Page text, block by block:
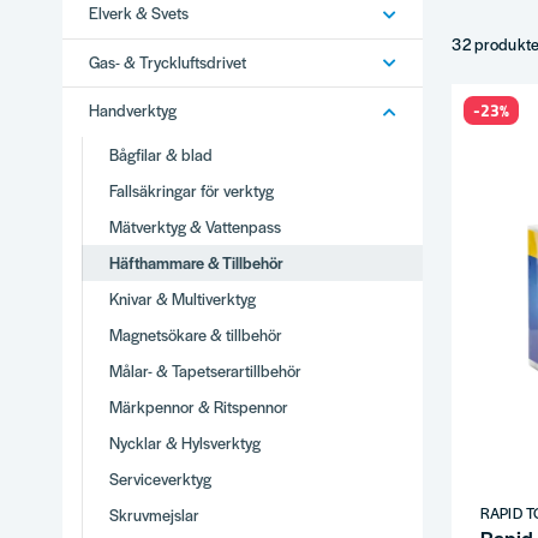
Elverk & Svets
Gas- & Tryckluftsdrivet
Handverktyg
Bågfilar & blad
Fallsäkringar för verktyg
Mätverktyg & Vattenpass
Häfthammare & Tillbehör
Knivar & Multiverktyg
Magnetsökare & tillbehör
Målar- & Tapetserartillbehör
Märkpennor & Ritspennor
Nycklar & Hylsverktyg
Serviceverktyg
Skruvmejslar
Klammer i
Tips
Kapacitet
Brett
Stor
Vi
32
RAPID
-23%